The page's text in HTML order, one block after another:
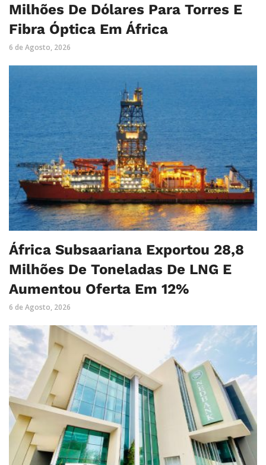
Milhões De Dólares Para Torres E
Fibra Óptica Em África
6 de Agosto, 2026
África Subsaariana Exportou 28,8
Milhões De Toneladas De LNG E
Aumentou Oferta Em 12%
6 de Agosto, 2026